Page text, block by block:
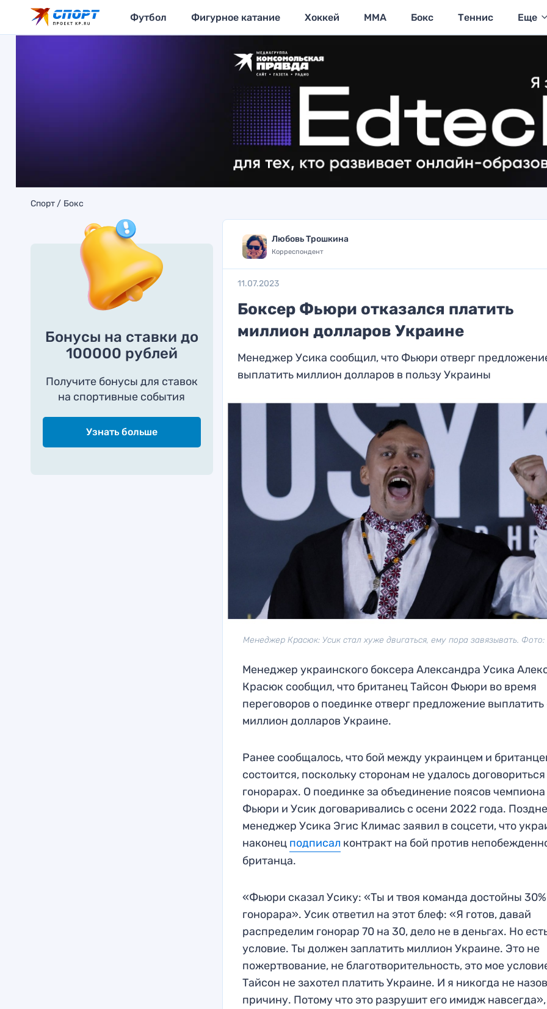
Футбол Фигурное катание Хоккей MMA Бокс Теннис Еще
Спорт Бокс
Бонусы на ставки до
100000 рублей
Получите бонусы для ставок
на спортивные события
Узнать больше
Любовь Трошкина
Корреспондент
11.07.2023
Боксер Фьюри отказался платить
миллион долларов Украине
Менеджер Усика сообщил, что Фьюри отверг
выплатить миллион долларов в пользу Украины
Менеджер Красюк: Усик стал хуже двигаться, ему пора завязывать. Фото:
Менеджер украинского боксера Александра Усика
Красюк сообщил, что британец Тайсон Фьюри во время
переговоров о поединке отверг предложение
миллион долларов Украине.
Ранее сообщалось, что бой между украинцем и
состоится, поскольку сторонам не удалось
гонорарах. О поединке за объединение поясов
Фьюри и Усик договаривались с осени 2022 года.
менеджер Усика Эгис Климас заявил в соцсети, что
наконец подписал контракт на бой против
британца.
«Фьюри сказал Усику: «Ты и твоя команда достойны 30%
гонорара». Усик ответил на этот блеф: «Я готов, давай
распределим гонорар 70 на 30, дело не в деньгах. Но
условие. Ты должен заплатить миллион Украине. Это не
пожертвование, не благотворительность, это мое
Тайсон не захотел платить Украине. И я никогда не
причину. Потому что это разрушит его имидж